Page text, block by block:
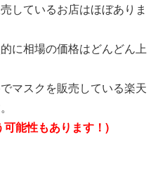
しているお店はほぼありま
に相場の価格はどんどん上
マスクを販売している楽天
能性もあります！)